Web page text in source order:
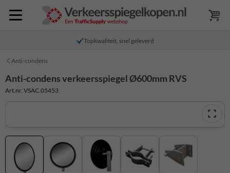
Topkwaliteit, snel geleverd
Anti-condens
Anti-condens verkeersspiegel Ø600mm RVS
Art.nr. VSAC.05453